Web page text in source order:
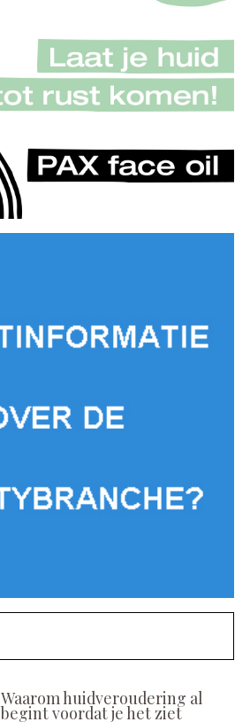
Waarom huidveroudering al
begint voordat je het ziet